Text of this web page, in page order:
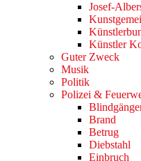
Josef-
Künstler
Guter Zweck
Musik
Politik
Polizei &
Brand
Betrug
Diebstahl
Einbruch